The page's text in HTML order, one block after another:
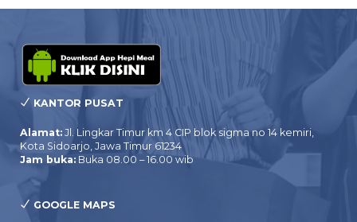
KANTOR PUSAT
Alamat: Jl. Lingkar Timur km 4 CIP blok sigma no 14 kemiri,
Kota Sidoarjo, Jawa Timur 61234
Jam buka: Buka 08.00 – 16.00 wib
GOOGLE MAPS